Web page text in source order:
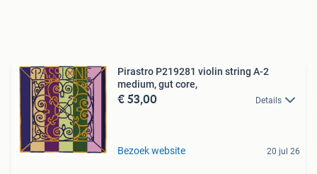
Pirastro P219281 violin string A-2
medium, gut core,
€ 53,00 Details
Bezoek website 20 jul 26